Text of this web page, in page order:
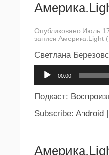
Опубликовано Июль
записи Америка.Light
Светлана
00:00
Подкаст:
Subscribe: Android |